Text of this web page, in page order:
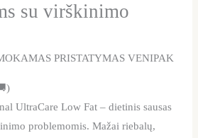
su virškinimo
PRISTATYMAS VENIPAK
UltraCare Low Fat – dietinis sausas
problemomis. Mažai riebalų,